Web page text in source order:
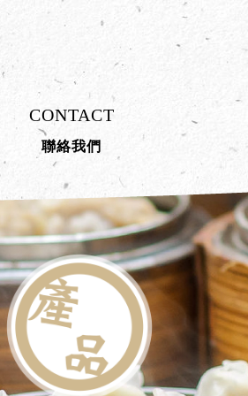
CONTACT
聯絡我們